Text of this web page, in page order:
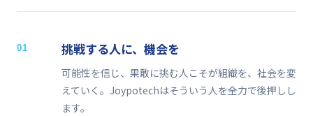
01 挑戦する人に、機会を
可能性を信じ、果敢に挑む人こそが組織を、社会を変
えていく。Joypotechはそういう人を全力で後押しし
ます。